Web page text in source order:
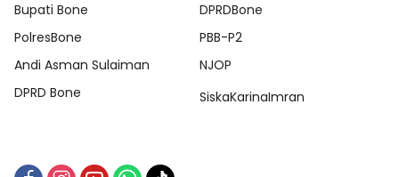
Bupati Bone
DPRDBone
PolresBone
PBB-P2
Andi Asman Sulaiman
NJOP
DPRD Bone
SiskaKarinaImran